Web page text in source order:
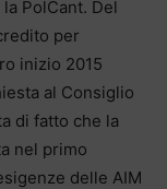
PolCant. Del
per
inizio 2015
al Consiglio
di fatto che la
nel primo
delle AIM